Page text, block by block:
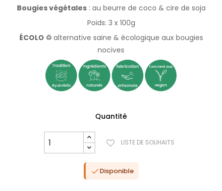
Bougies végétales: au beurre de coco & cire de soja
Poids: 3 x 100g
ÉCOLO ♲ alternative saine & écologique aux bougies
nocives
Quantité
LISTE DE SOUHAITS
Disponible